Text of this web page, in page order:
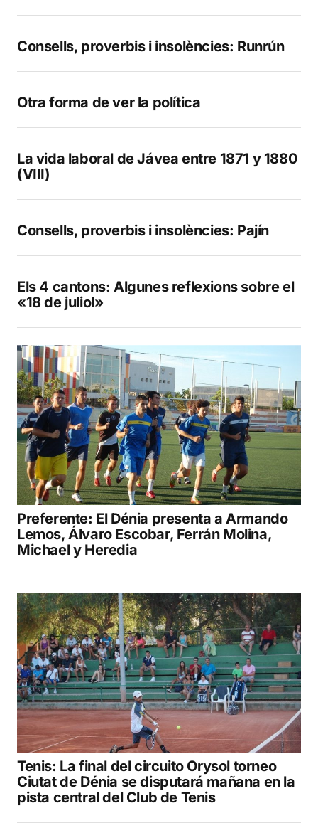
Consells, proverbis i insolències: Runrún
Otra forma de ver la política
La vida laboral de Jávea entre 1871 y 1880
(VIII)
Consells, proverbis i insolències: Pajín
Els 4 cantons: Algunes reflexions sobre el
«18 de juliol»
Preferente: El Dénia presenta a Armando
Lemos, Álvaro Escobar, Ferrán Molina,
Michael y Heredia
Tenis: La final del circuito Orysol torneo
Ciutat de Dénia se disputará mañana en la
pista central del Club de Tenis